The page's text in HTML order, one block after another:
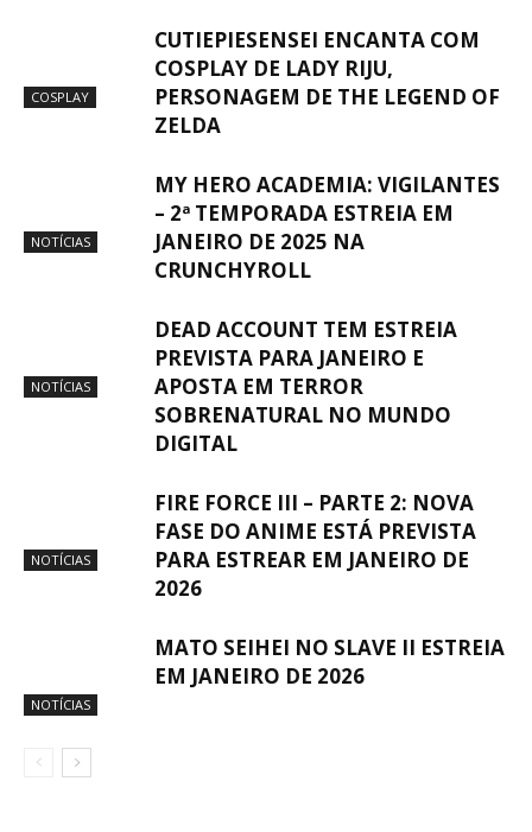
COSPLAY
CUTIEPIESENSEI ENCANTA COM
COSPLAY DE LADY RIJU,
PERSONAGEM DE THE LEGEND OF
ZELDA
NOTÍCIAS
MY HERO ACADEMIA: VIGILANTES
– 2ª TEMPORADA ESTREIA EM
JANEIRO DE 2025 NA
CRUNCHYROLL
NOTÍCIAS
DEAD ACCOUNT TEM ESTREIA
PREVISTA PARA JANEIRO E
APOSTA EM TERROR
SOBRENATURAL NO MUNDO
DIGITAL
NOTÍCIAS
FIRE FORCE III – PARTE 2: NOVA
FASE DO ANIME ESTÁ PREVISTA
PARA ESTREAR EM JANEIRO DE
2026
NOTÍCIAS
MATO SEIHEI NO SLAVE II ESTREIA
EM JANEIRO DE 2026